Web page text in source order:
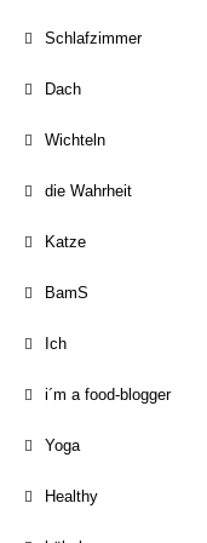
Schlafzimmer
Dach
Wichteln
die Wahrheit
Katze
BamS
Ich
i´m a food-blogger
Yoga
Healthy